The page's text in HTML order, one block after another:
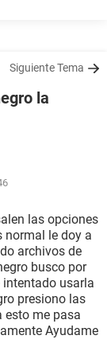
Siguiente Tema
la
las opciones
normal le doy a
archivos de
busco por
intentado usarla
presiono las
esto me pasa
Ayudame